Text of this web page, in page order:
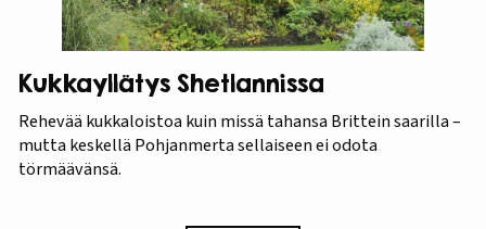
Kukkayllätys Shetlannissa
Rehevää kukkaloistoa kuin missä tahansa Brittein saarilla –
mutta keskellä Pohjanmerta sellaiseen ei odota
törmäävänsä.